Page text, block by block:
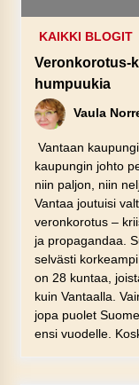
KAIKKI BLOGIT
Veronkorotus-
humpuukia
Vaula
Vantaan
kaupungin johto
niin paljon, niin
Vantaa joutuisi
veronkorotus –
ja propagandaa.
selvästi
on 28 kuntaa,
kuin Vantaalla.
jopa puolet
ensi vuodelle.